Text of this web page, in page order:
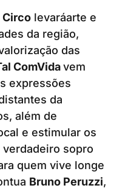
Circo levaráarte e
da região,
das
ComVidavem
expressões
da
além de
e estimular os
sopro
quem vive longe
Bruno Peruzzi,